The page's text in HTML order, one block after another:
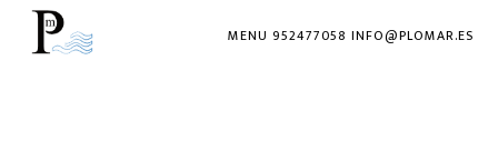
MENU 952477058 INFO@PLOMAR.ES